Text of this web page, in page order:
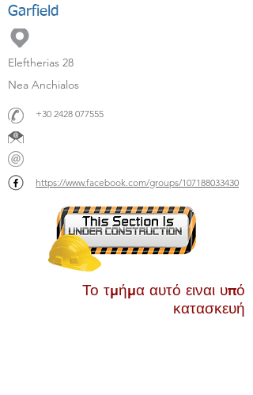
Garfield
Eleftherias 28
Nea Anchialos
+30 2428 077555
https://www.facebook.com/groups/107188033430
Το τμήμα αυτό ειναι υπό
κατασκευή